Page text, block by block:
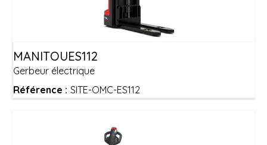
Gerbeur électrique
MANITOUES112
Référence : SITE-OMC-ES112